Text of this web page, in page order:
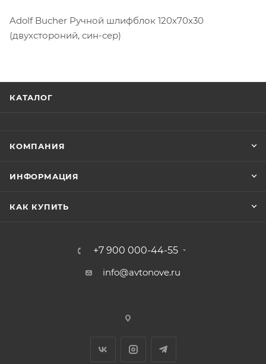
Adolf Bucher Ручной шлифблок 120х70х30
(двухстороний, син-сер)
КАТАЛОГ
КОМПАНИЯ
ИНФОРМАЦИЯ
КАК КУПИТЬ
+7 900 000-44-55
info@avtonove.ru